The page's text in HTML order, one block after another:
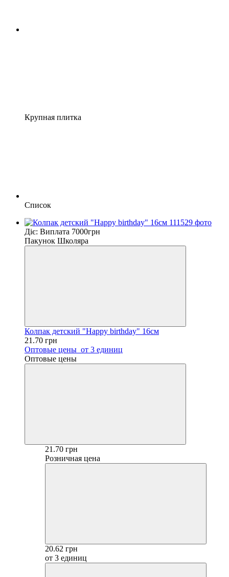
Крупная плитка
Список
Діє: Виплата 7000грн
Пакунок Школяра
Колпак детский "Happy birthday" 16см
21.70 грн
Оптовые цены от 3 единиц
Оптовые цены
21.70 грн
Розничная цена
20.62 грн
от 3 единиц